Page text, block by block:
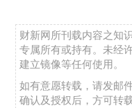
财新网所刊载内容之知
专属所有或持有。未经
建立镜像等任何使用。
如有意愿转载，请发邮
确认及授权后，方可转载